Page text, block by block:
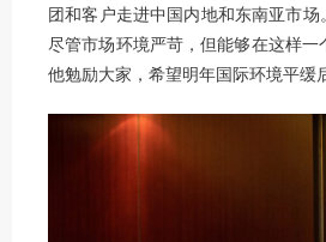
团和客户走进中国内地和东南亚市
尽管市场环境严苛，但能够在这样
他勉励大家，希望明年国际环境平缓